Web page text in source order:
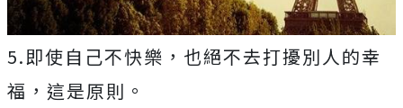
5.即使自己不快樂，也絕不去打擾別人的幸
福，這是原則。